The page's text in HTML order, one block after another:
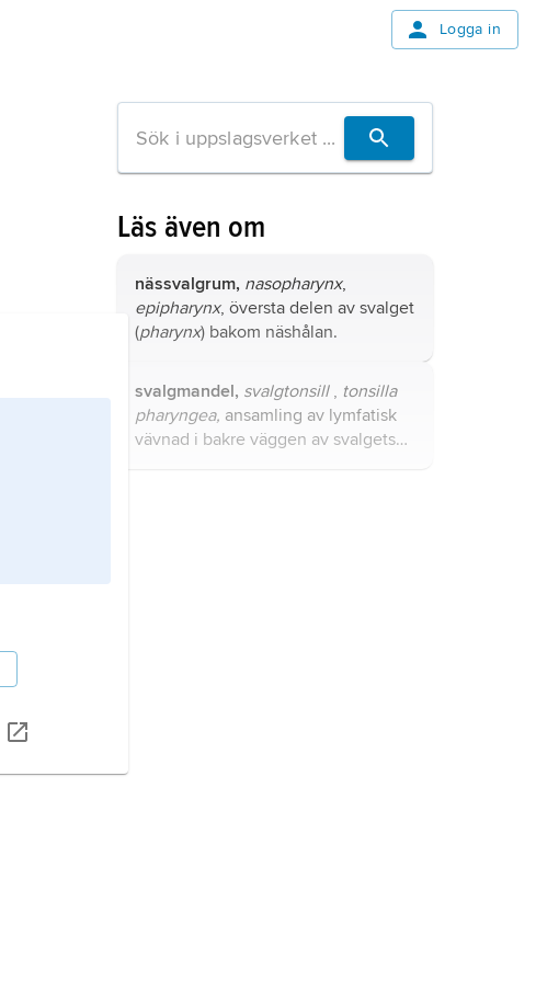
Logga in
Läs även om
nässvalgrum, nasopharynx,
epipharynx, översta delen av svalget
(pharynx) bakom näshålan.
svalgmandel, svalgtonsill, tonsilla
pharyngea, ansamling av lymfatisk
vävnad i bakre väggen av svalgets